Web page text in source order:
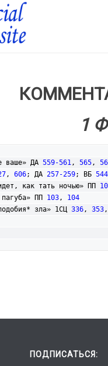
1
ДА 559-561, 565,
, 606; ДА 257-259; ВБ
как тать ночью» ПП
ПП 103, 104
зла» 1СЦ 336, 353,
ПОДПИСАТЬСЯ: